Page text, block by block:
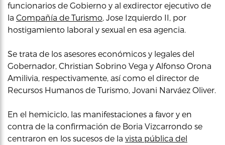
funcionarios de Gobierno y al exdirector ejecutivo de
la Compañía de Turismo, Jose Izquierdo II, por
hostigamiento laboral y sexual en esa agencia.
Se trata de los asesores económicos y legales del
Gobernador, Christian Sobrino Vega y Alfonso Orona
Amilivia, respectivamente, así como el director de
Recursos Humanos de Turismo, Jovani Narváez Oliver.
En el hemiciclo, las manifestaciones a favor y en
contra de la confirmación de Boria Vizcarrondo se
centraron en los sucesos de la vista pública del